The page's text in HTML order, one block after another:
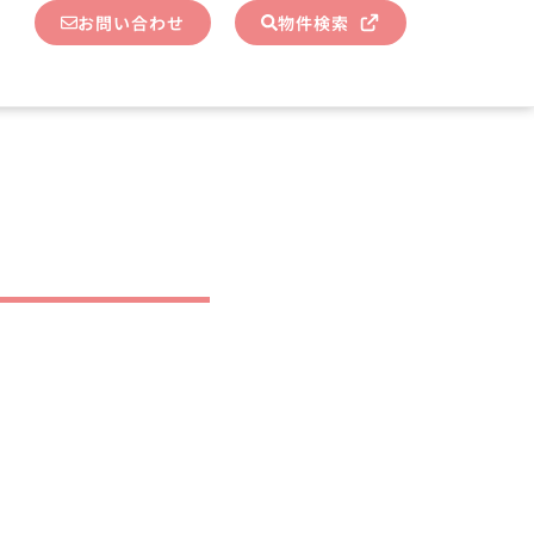
お問い合わせ 物件検索